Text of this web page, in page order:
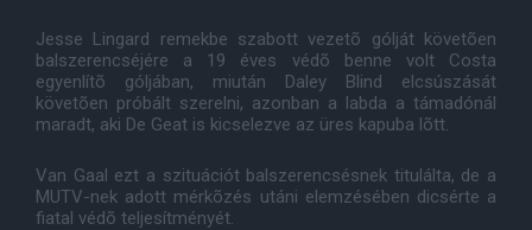
Jesse Lingard remekbe szabott vezetõ gólját követõen
balszerencséjére a 19 éves védõ benne volt Costa
egyenlítõ góljában, miután Daley Blind elcsúszását
követõen próbált szerelni, azonban a labda a támadónál
maradt, aki De Geat is kicselezve az üres kapuba lõtt.
Van Gaal ezt a szituációt balszerencsésnek titulálta, de a
MUTV-nek adott mérkõzés utáni elemzésében dicsérte a
fiatal védõ teljesítményét.